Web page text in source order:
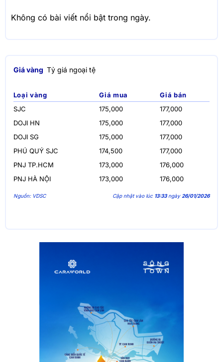
Không có bài viết nổi bật trong ngày.
Giá vàng Tỷ giá ngoại tệ
Loại vàng Giá mua
Giá bán
SJC
175,000
177,000
DOJI HN
175,000
177,000
DOJI SG
175,000
177,000
PHÚ QUÝ SJC
174,500
177,000
PNJ TP.HCM
173,000
176,000
PNJ HÀ NỘI
173,000 176,000
Nguồn: VDSC Cập nhật vào lúc 13:33ngày 26/01/2026